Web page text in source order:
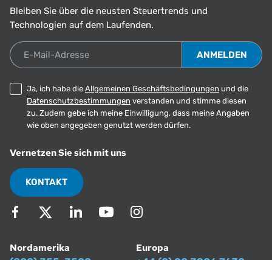
Bleiben Sie über die neusten Steuertrends und
Technologien auf dem Laufenden.
E-Mail-Adresse
Ja, ich habe die Allgemeinen Geschäftsbedingungen und die
Datenschutzbestimmungen verstanden und stimme diesen
zu. Zudem gebe ich meine Einwilligung, dass meine Angaben
wie oben angegeben genutzt werden dürfen.
Vernetzen Sie sich mit uns
KONTAKT
Nordamerika
Europa